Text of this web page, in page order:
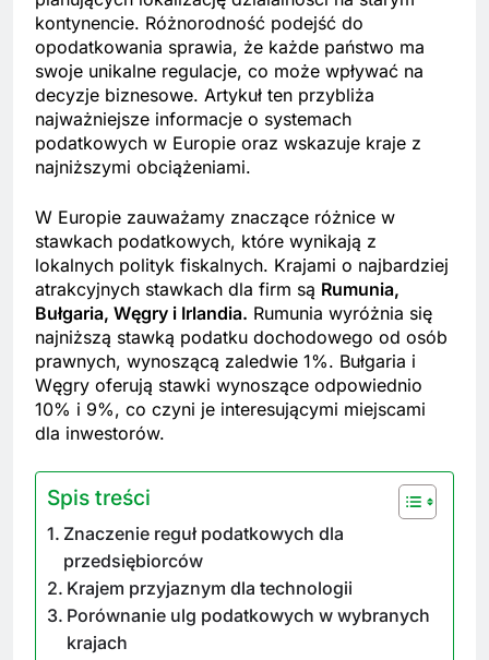
kontynencie. Różnorodność podejść do
opodatkowania sprawia, że każde państwo ma
swoje unikalne regulacje, co może wpływać na
decyzje biznesowe. Artykuł ten przybliża
najważniejsze informacje o systemach
podatkowych w Europie oraz wskazuje kraje z
najniższymi obciążeniami.
W Europie zauważamy znaczące różnice w
stawkach podatkowych, które wynikają z
lokalnych polityk fiskalnych. Krajami o najbardziej
atrakcyjnych stawkach dla firm są Rumunia,
Bułgaria, Węgry i Irlandia. Rumunia wyróżnia się
najniższą stawką podatku dochodowego od osób
prawnych, wynoszącą zaledwie 1%. Bułgaria i
Węgry oferują stawki wynoszące odpowiednio
10% i 9%, co czyni je interesującymi miejscami
dla inwestorów.
Spis treści
Znaczenie reguł podatkowych dla
przedsiębiorców
Krajem przyjaznym dla technologii
Porównanie ulg podatkowych w wybranych
krajach